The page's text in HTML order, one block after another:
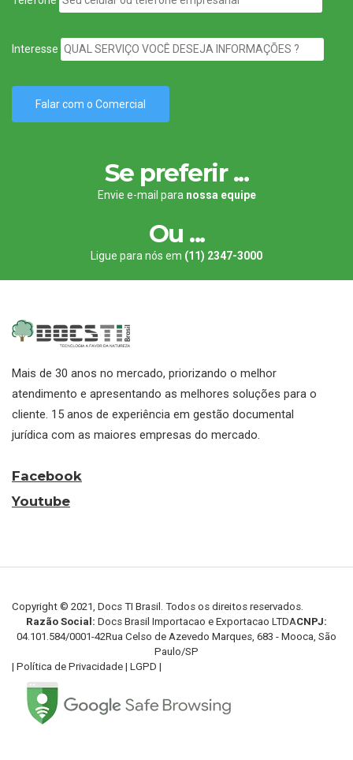
Interesse
Se preferir ...
Envie e-mail para nossa equipe
Ou ...
Ligue para nós em (11) 2347-3000
Mais de 30 anos no mercado, priorizando o melhor
atendimento e apresentando as melhores soluções para o
cliente. 15 anos de experiência em gestão documental
jurídica com as maiores empresas do mercado.
Facebook
Youtube
Copyright © 2021, Docs TI Brasil. Todos os direitos reservados.
Razão Social: Docs Brasil Importacao e Exportacao LTDACNPJ:
04.101.584/0001-42Rua Celso de Azevedo Marques, 683 - Mooca, São
Paulo/SP
| Política de Privacidade | LGPD |